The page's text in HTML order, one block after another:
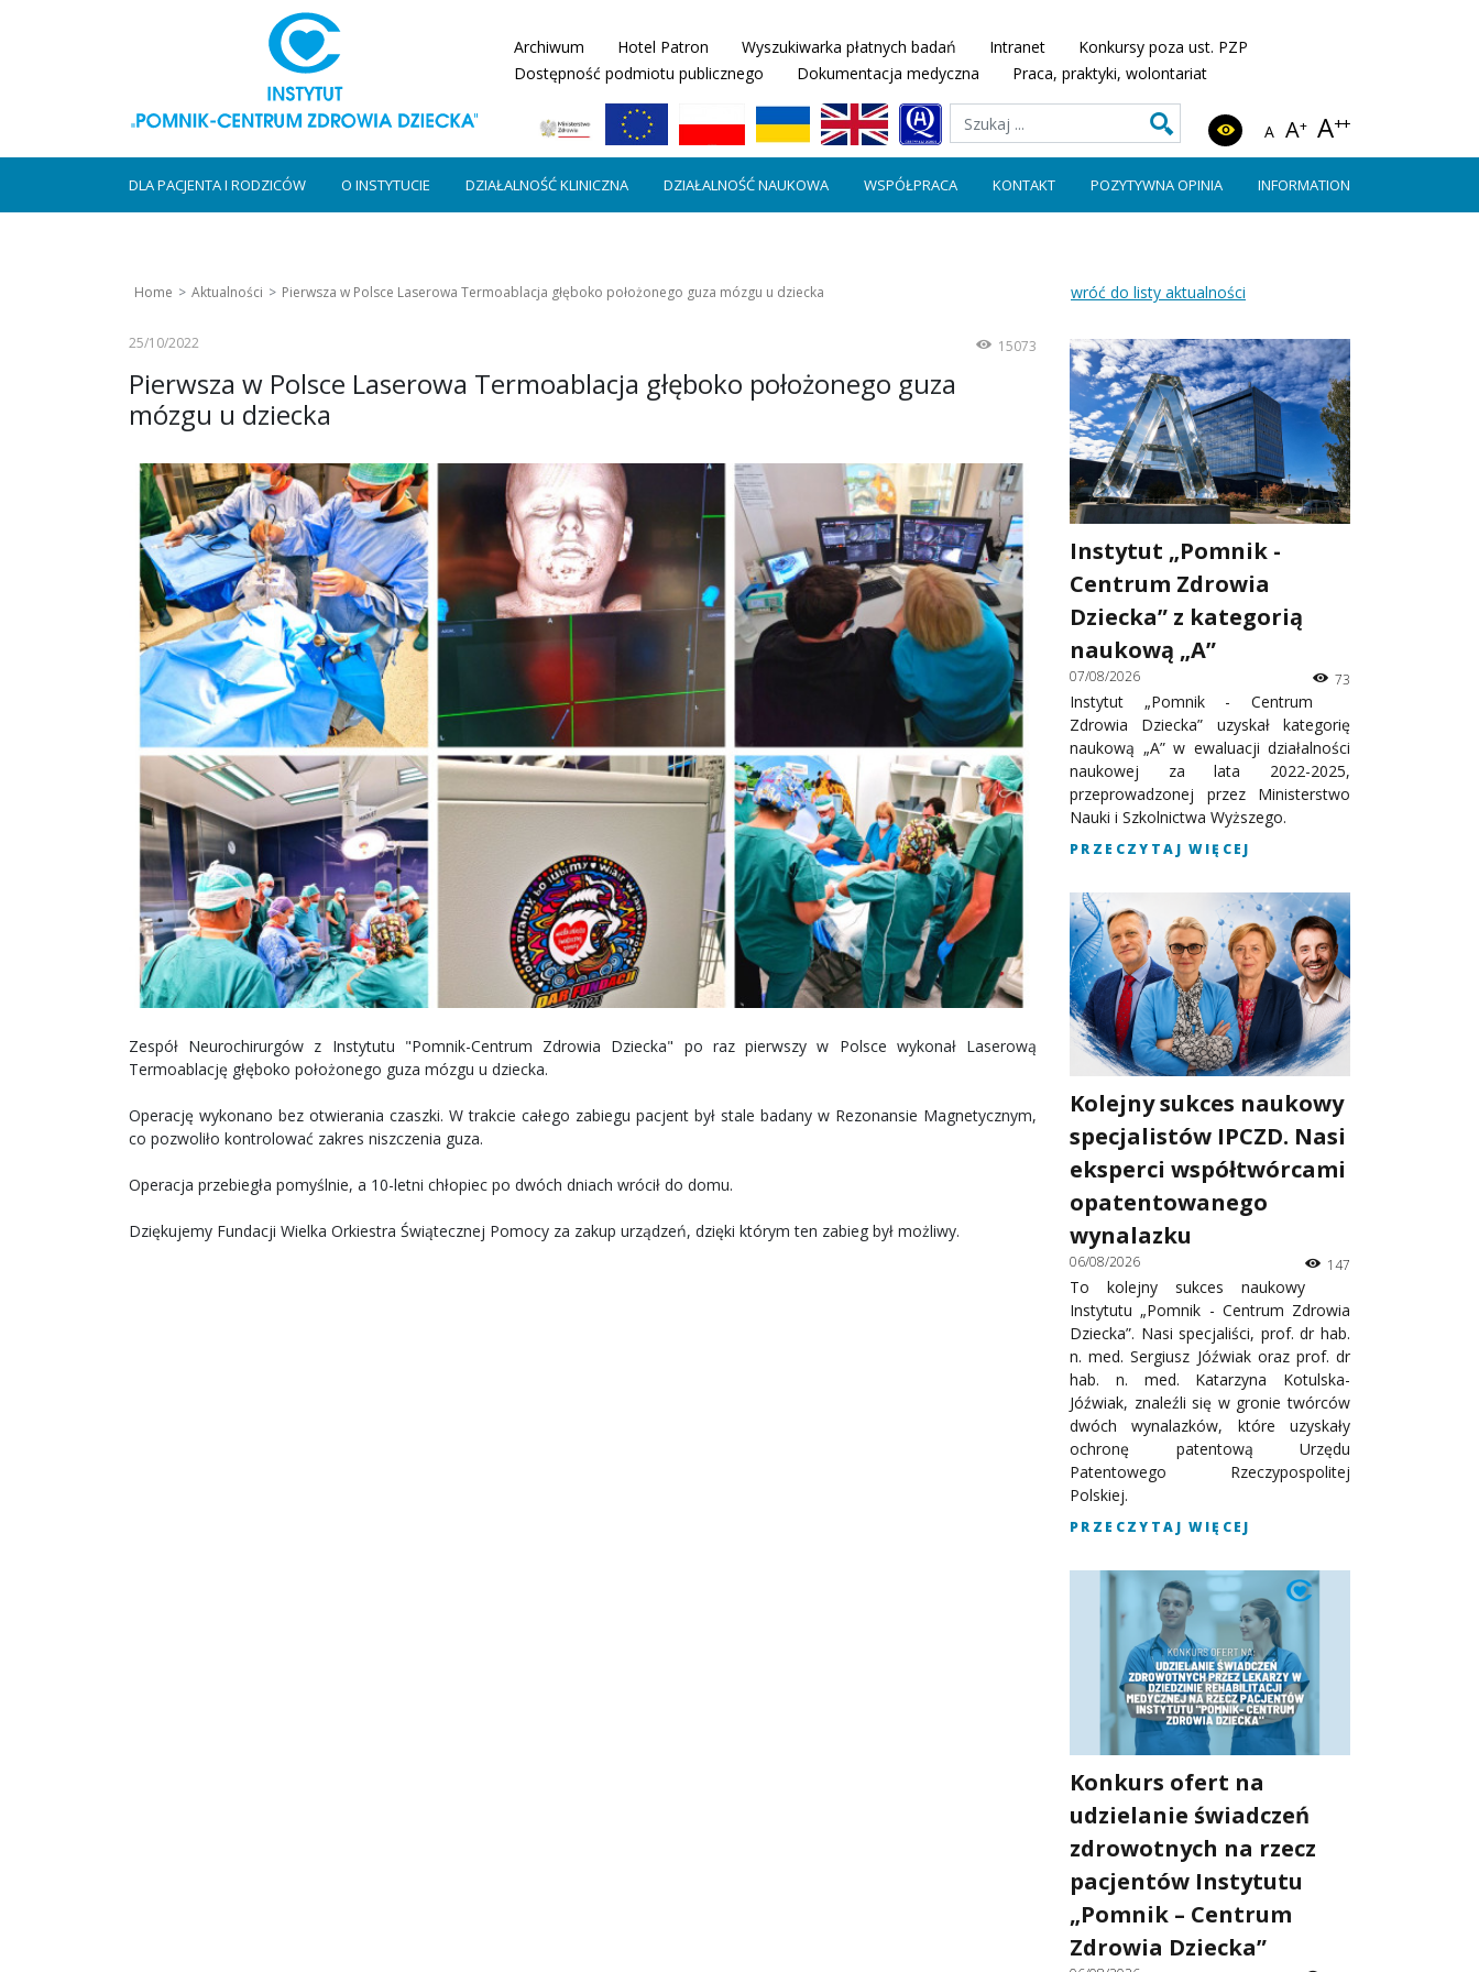
Archiwum Hotel Patron Wyszukiwarka płatnych badań Intranet
Konkursy poza ust. PZP
Dostępność podmiotu publicznego
Dokumentacja medyczna Praca, praktyki, wolontariat
A A+ A++
DLA PACJENTA I RODZICÓW O INSTYTUCIE DZIAŁALNOŚĆ KLINICZNA DZIAŁALNOŚĆ NAUKOWA WSPÓŁPRACA KONTAKT POZYTYWNA OPINIA INFORMATION
Home Aktualności Pierwsza w Polsce Laserowa Termoablacja głęboko położonego guza mózgu u dziecka
25/10/2022 15073
Pierwsza w Polsce Laserowa Termoablacja głęboko położonego guza
mózgu u dziecka
Zespół Neurochirurgów z Instytutu "Pomnik-Centrum Zdrowia Dziecka" po raz pierwszy w Polsce wykonał Laserową
Termoablację głęboko położonego guza mózgu u dziecka.
Operację wykonano bez otwierania czaszki. W trakcie całego zabiegu pacjent był stale badany w Rezonansie Magnetycznym,
co pozwoliło kontrolować zakres niszczenia guza.
Operacja przebiegła pomyślnie, a 10-letni chłopiec po dwóch dniach wrócił do domu.
Dziękujemy Fundacji Wielka Orkiestra Świątecznej Pomocy za zakup urządzeń, dzięki którym ten zabieg był możliwy.
wróć do listy aktualności
Instytut „Pomnik -
Centrum Zdrowia
Dziecka” z kategorią
naukową „A”
07/08/2026 73
Instytut „Pomnik - Centrum
Zdrowia Dziecka” uzyskał kategorię
naukową „A” w ewaluacji działalności
naukowej za lata 2022-2025,
przeprowadzonej przez Ministerstwo
Nauki i Szkolnictwa Wyższego.
PRZECZYTAJ WIĘCEJ
Kolejny sukces naukowy
specjalistów IPCZD. Nasi
eksperci współtwórcami
opatentowanego
wynalazku
06/08/2026 147
To kolejny sukces naukowy
Instytutu „Pomnik - Centrum Zdrowia
Dziecka”. Nasi specjaliści, prof. dr hab.
n. med. Sergiusz Jóźwiak oraz prof. dr
hab. n. med. Katarzyna Kotulska-
Jóźwiak, znaleźli się w gronie twórców
dwóch wynalazków, które uzyskały
ochronę patentową Urzędu
Patentowego Rzeczypospolitej
Polskiej.
PRZECZYTAJ WIĘCEJ
Konkurs ofert na
udzielanie świadczeń
zdrowotnych na rzecz
pacjentów Instytutu
„Pomnik – Centrum
Zdrowia Dziecka”